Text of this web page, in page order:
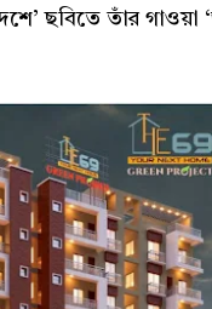
ছবিতে তাঁর